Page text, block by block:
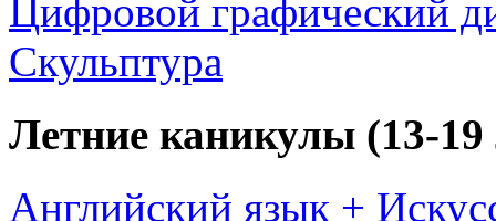
Цифровой графический
Скульптура
Летние каникулы (13-19
Английский язык +